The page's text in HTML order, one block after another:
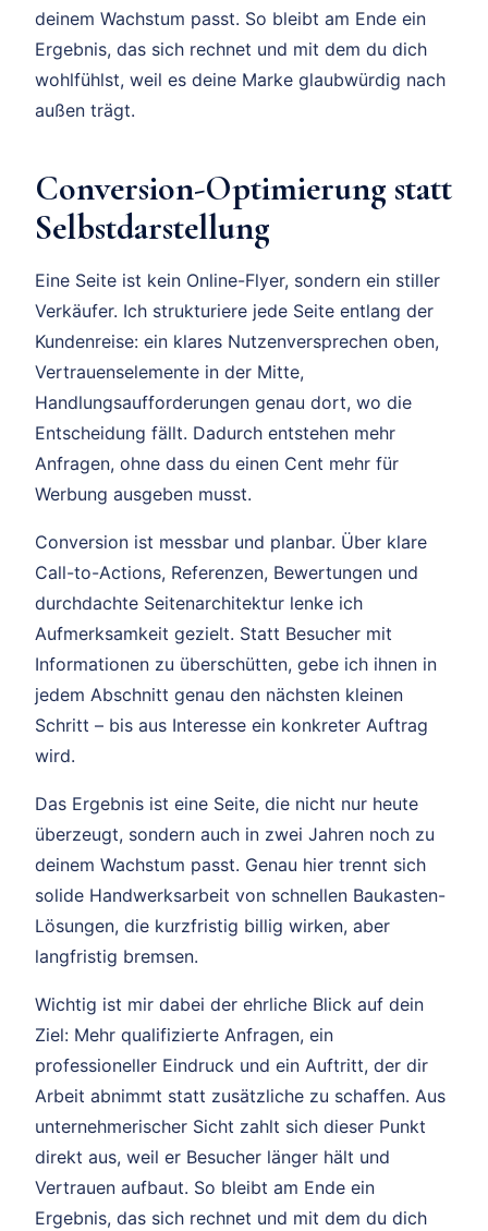
deinem Wachstum passt. So bleibt am Ende ein
Ergebnis, das sich rechnet und mit dem du dich
wohlfühlst, weil es deine Marke glaubwürdig nach
außen trägt.
Conversion-Optimierung statt
Selbstdarstellung
Eine Seite ist kein Online-Flyer, sondern ein stiller
Verkäufer. Ich strukturiere jede Seite entlang der
Kundenreise: ein klares Nutzenversprechen oben,
Vertrauenselemente in der Mitte,
Handlungsaufforderungen genau dort, wo die
Entscheidung fällt. Dadurch entstehen mehr
Anfragen, ohne dass du einen Cent mehr für
Werbung ausgeben musst.
Conversion ist messbar und planbar. Über klare
Call-to-Actions, Referenzen, Bewertungen und
durchdachte Seitenarchitektur lenke ich
Aufmerksamkeit gezielt. Statt Besucher mit
Informationen zu überschütten, gebe ich ihnen in
jedem Abschnitt genau den nächsten kleinen
Schritt – bis aus Interesse ein konkreter Auftrag
wird.
Das Ergebnis ist eine Seite, die nicht nur heute
überzeugt, sondern auch in zwei Jahren noch zu
deinem Wachstum passt. Genau hier trennt sich
solide Handwerksarbeit von schnellen Baukasten-
Lösungen, die kurzfristig billig wirken, aber
langfristig bremsen.
Wichtig ist mir dabei der ehrliche Blick auf dein
Ziel: Mehr qualifizierte Anfragen, ein
professioneller Eindruck und ein Auftritt, der dir
Arbeit abnimmt statt zusätzliche zu schaffen. Aus
unternehmerischer Sicht zahlt sich dieser Punkt
direkt aus, weil er Besucher länger hält und
Vertrauen aufbaut. So bleibt am Ende ein
Ergebnis, das sich rechnet und mit dem du dich